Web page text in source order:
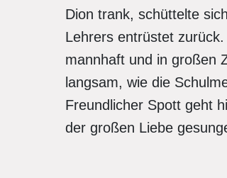
Dion trank, schüttelte
Lehrers entrüstet
mannhaft und in großen
langsam, wie die
Freundlicher Spott geht
der großen Liebe